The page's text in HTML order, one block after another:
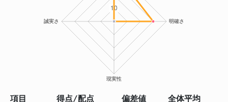
項目 得点/配点 偏差値 全体平均